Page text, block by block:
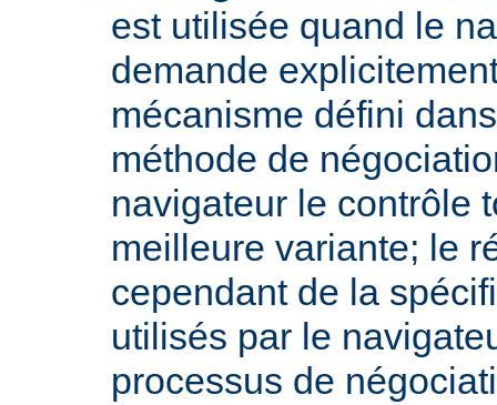
est utilisée quand le
demande
mécanisme défini
méthode de
navigateur le contrôle
meilleure variante; le
cependant de la
utilisés par le
processus de